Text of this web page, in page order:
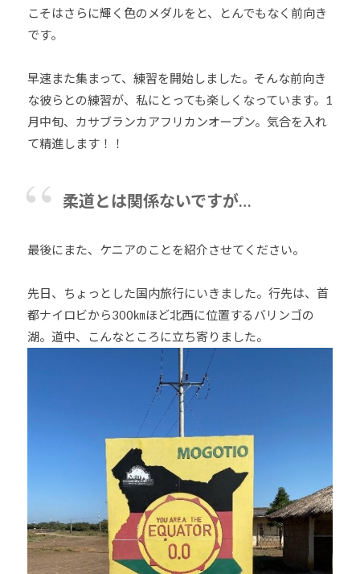
こそはさらに輝く色のメダルをと、とんでもなく前向き
です。
早速また集まって、練習を開始しました。そんな前向き
な彼らとの練習が、私にとっても楽しくなっています。1
月中旬、カサブランカアフリカンオープン。気合を入れ
て精進します！！
柔道とは関係ないですが…
最後にまた、ケニアのことを紹介させてください。
先日、ちょっとした国内旅行にいきました。行先は、首
都ナイロビから300㎞ほど北西に位置するバリンゴの
湖。道中、こんなところに立ち寄りました。